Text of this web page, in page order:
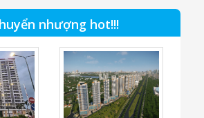
nhượng hot!!!